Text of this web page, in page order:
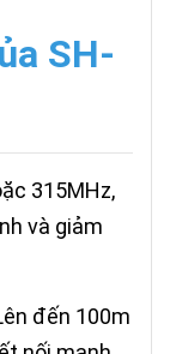
SH-
315MHz,
và giảm
đến 100m